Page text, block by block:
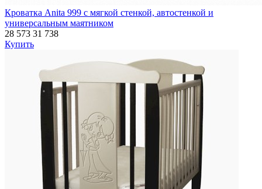
Кроватка Anita 999 с мягкой стенкой, автостенкой и
универсальным маятником
28 573 31 738
Купить